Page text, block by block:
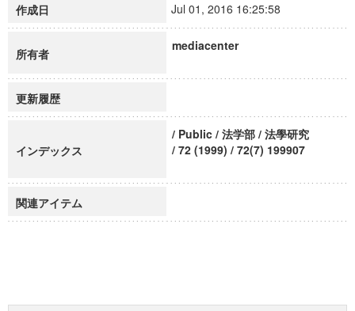
作成日 Jul 01, 2016 16:25:58
所有者
mediacenter
更新履歴
インデックス
/ Public / 法学部 / 法學研究
/ 72 (1999) / 72(7) 199907
関連アイテム